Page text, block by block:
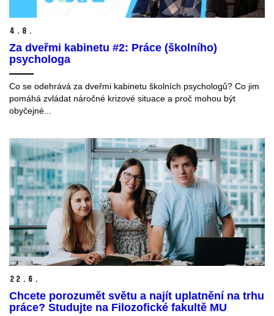
4. 8.
Za dveřmi kabinetu #2: Práce (školního)
psychologa
Co se odehrává za dveřmi kabinetu školních psychologů? Co jim
pomáhá zvládat náročné krizové situace a proč mohou být
obyčejné...
22. 6.
Chcete porozumět světu a najít uplatnění na trhu
práce? Studujte na Filozofické fakultě MU